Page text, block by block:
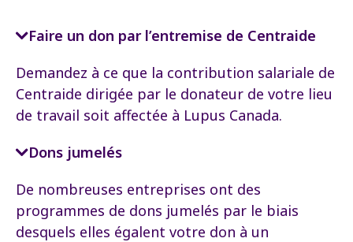
Faire un don par l’entremise de Centraide
Demandez à ce que la contribution salariale de
Centraide dirigée par le donateur de votre lieu
de travail soit affectée à Lupus Canada.
Dons jumelés
De nombreuses entreprises ont des
programmes de dons jumelés par le biais
desquels elles égalent votre don à un